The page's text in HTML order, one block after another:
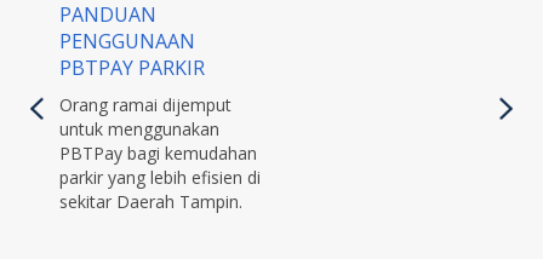
PANDUAN
PENGGUNAAN
PBTPAY PARKIR
Orang ramai dijemput
untuk menggunakan
PBTPay bagi kemudahan
parkir yang lebih efisien di
sekitar Daerah Tampin.